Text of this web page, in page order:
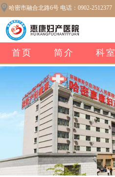
哈密市融合北路6号 电话：0902-2512377
首页 简介 科室